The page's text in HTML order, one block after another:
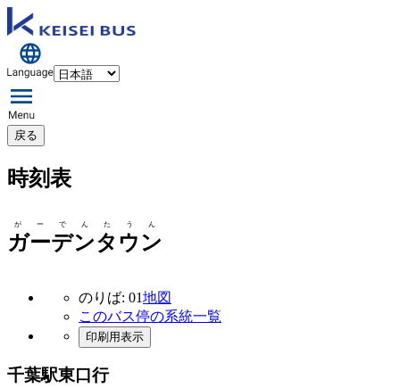
戻る
時刻表
ガーデンタウン
がーでんたうん
のりば: 01地図
このバス停の系統一覧
印刷用表示
千葉駅東口行